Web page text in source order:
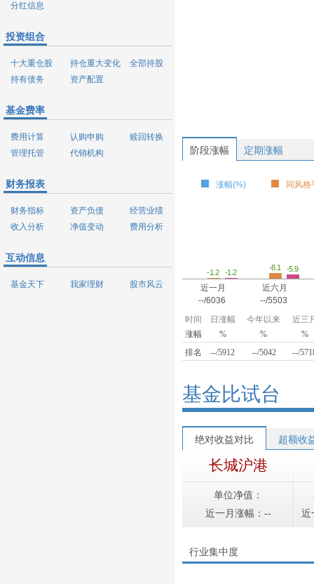
分红信息
投资组合
十大重仓股 持仓重大变化
全部持股
持有债务
资产配置
基金费率
费用计算 认购申购
赎回转换
管理托管
代销机构
财务报表
财务指标 资产负债
经营业绩
收入分析
净值变动 费用分析
互动信息
基金天下 我家理财 股市风云
阶段涨幅 定期涨幅
涨幅(%) 同风格
-1.2 -1.2
近一月
--/6036
-8.1 -5.9
近六月
--/5503
时间
日涨幅 今年以来
近三
涨幅
% %
%
排名
--/5912 --/5042 --/
基金比试台
绝对收益对比 超额收
长城沪港
单位净值：
近一月涨幅：--
近
行业集中度